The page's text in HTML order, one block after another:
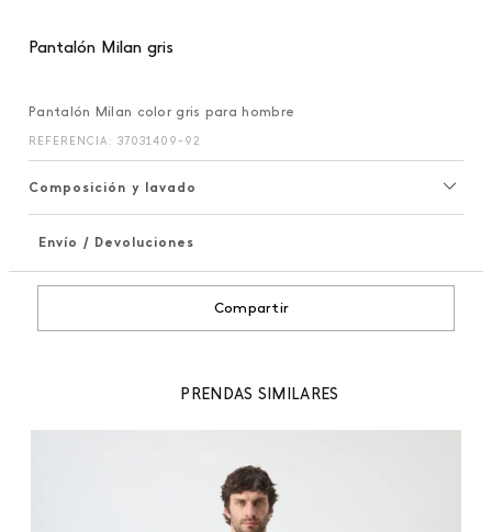
Pantalón Milan gris
Pantalón Milan color gris para hombre
REFERENCIA : 37031409-92
Composición y lavado
Envío / Devoluciones
Compartir
PRENDAS SIMILARES